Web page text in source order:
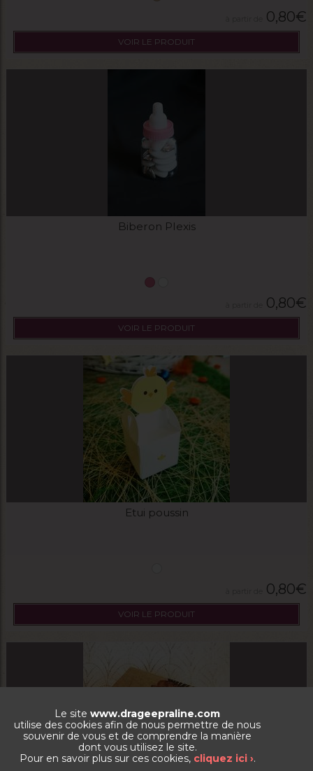
0,80€
VOIR LE PRODUIT
Biberon Plexis
0,80€
VOIR LE PRODUIT
Etui poussin
0,80€
VOIR LE PRODUIT
Le site www.drageepraline.com
utilise des cookies afin de nous permettre de nous
souvenir de vous et de comprendre la manière
dont vous utilisez le site.
Pour en savoir plus sur ces cookies, cliquez ici ›.